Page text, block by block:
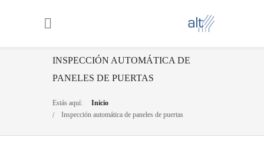
INSPECCIÓN AUTOMÁTICA DE
PANELES DE PUERTAS
Estás aquí:
Inicio
Inspección automática de paneles de puertas